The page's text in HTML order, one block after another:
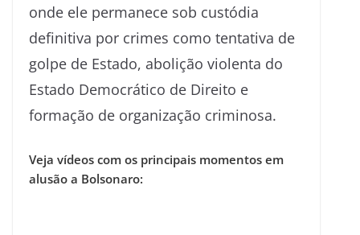
onde ele permanece sob custódia
definitiva por crimes como tentativa de
golpe de Estado, abolição violenta do
Estado Democrático de Direito e
formação de organização criminosa.
Veja vídeos com os principais momentos em
alusão a Bolsonaro: